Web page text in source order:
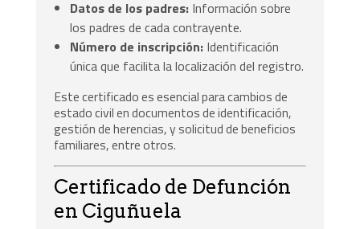
Datos de los padres: Información sobre
los padres de cada contrayente.
Número de inscripción: Identificación
única que facilita la localización del registro.
Este certificado es esencial para cambios de
estado civil en documentos de identificación,
gestión de herencias, y solicitud de beneficios
familiares, entre otros.
Certificado de Defunción
en Ciguñuela